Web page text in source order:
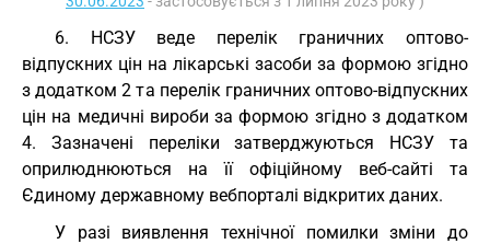
6. НСЗУ веде перелік граничних оптово-
відпускних цін на лікарські засоби за формою згідно
з додатком 2 та перелік граничних оптово-відпускних
цін на медичні вироби за формою згідно з додатком
4. Зазначені переліки затверджуються НСЗУ та
оприлюднюються на її офіційному веб-сайті та
Єдиному державному вебпорталі відкритих даних.
У разі виявлення технічної помилки зміни до